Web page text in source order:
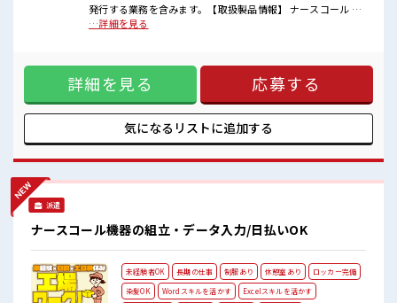
■職場の雰囲気
ピタっと定時退社！
残業は基本ナシ♪
発行する業務を含みます。【取扱製品情報】 ナースコール ■
お仕事PR ≪残業基本なし≫ 自分の時間をしっかり確保でき
応募もOKですよ！ ≪週休2日制≫ 週末は家族や友人と一緒に
プライベート満喫！ ≪モチベーションもUP≫ 派手過ぎなけれ
ば髪型や髪色自由♪ (規定有)≪ラクラク制服アリ≫ 制服があ
るので、 毎日の服装の悩み解消♪ ≪収入アップを目指せる≫
高時給だらけの派遣のお仕事です！ ■職場の雰囲気 女性も活
躍しやすい雰囲気の職場です！ 明るすぎたり奇抜過ぎなけれ
…詳細を見る
詳細を見る 応募する
気になるリストに追加する
派遣
ナースコール機器の組立・データ入力/日払いOK
未経験者OK 長期の仕事 制服あり 休憩室あり
ロッカー完備
染髪OK
Wordスキルを活かす
Excelスキルを活かす